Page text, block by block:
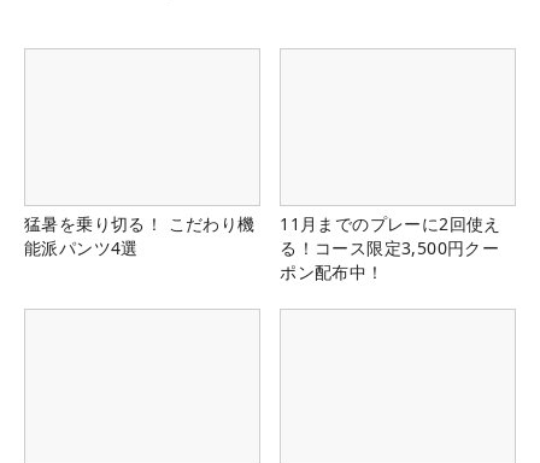
猛暑を乗り切る！ こだわり機
能派パンツ4選
11月までのプレーに2回使え
る！コース限定3,500円クー
ポン配布中！